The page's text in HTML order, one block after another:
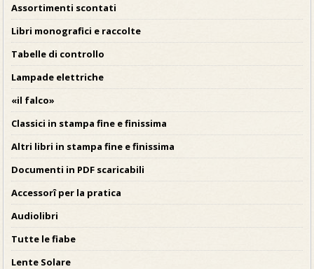
Assortimenti scontati
Libri monografici e raccolte
Tabelle di controllo
Lampade elettriche
«il falco»
Classici in stampa fine e finissima
Altri libri in stampa fine e finissima
Documenti in PDF scaricabili
Accessorî per la pratica
Audiolibri
Tutte le fiabe
Lente Solare